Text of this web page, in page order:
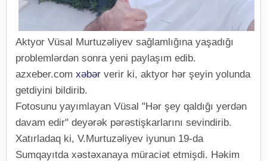
Aktyor Vüsal Murtuzəliyev sağlamlığına yaşadığı
problemlərdən sonra yeni paylaşım edib.
azxeber.com xəbər verir ki, aktyor hər şeyin yolunda
getdiyini bildirib.
Fotosunu yayımlayan Vüsal "Hər şey qaldığı yerdən
davam edir" deyərək pərəstişkarlarını sevindirib.
Xatırladaq ki, V.Murtuzəliyev iyunun 19-da
Sumqayıtda xəstəxanaya müraciət etmişdi. Həkim